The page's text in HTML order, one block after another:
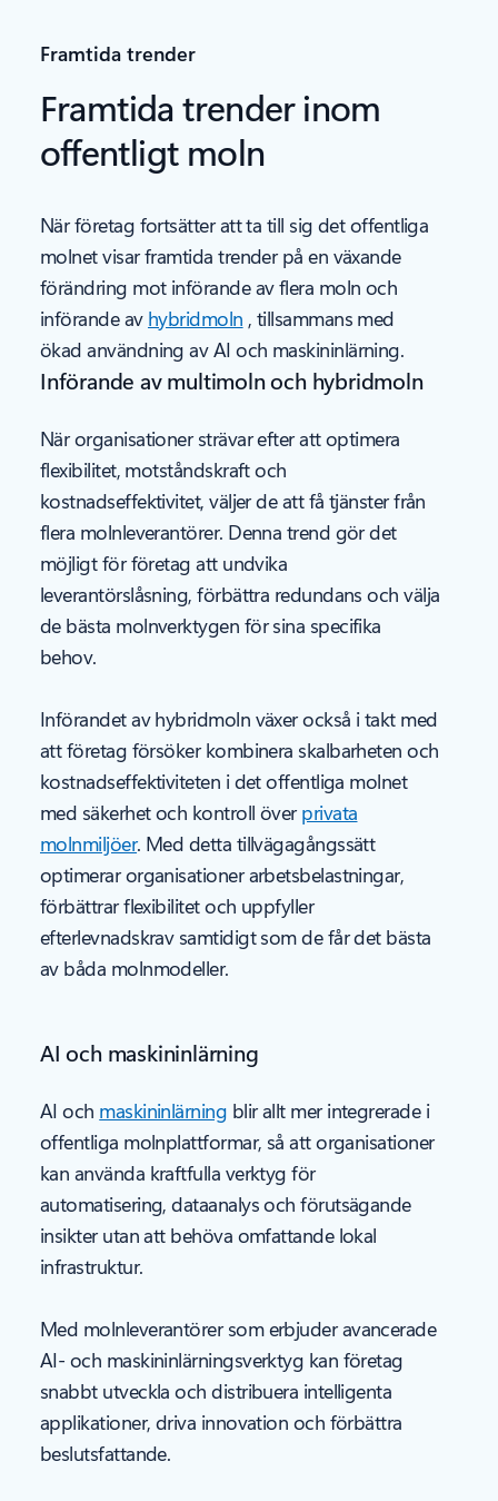
Framtida trender
Framtida trender inom
offentligt moln
När företag fortsätter att ta till sig det offentliga
molnet visar framtida trender på en växande
förändring mot införande av flera moln och
införande av hybridmoln , tillsammans med
ökad användning av AI och maskininlärning.
Införande av multimoln och hybridmoln
När organisationer strävar efter att optimera
flexibilitet, motståndskraft och
kostnadseffektivitet, väljer de att få tjänster från
flera molnleverantörer. Denna trend gör det
möjligt för företag att undvika
leverantörslåsning, förbättra redundans och välja
de bästa molnverktygen för sina specifika
behov.
Införandet av hybridmoln växer också i takt med
att företag försöker kombinera skalbarheten och
kostnadseffektiviteten i det offentliga molnet
med säkerhet och kontroll överprivata
molnmiljöer. Med detta tillvägagångssätt
optimerar organisationer arbetsbelastningar,
förbättrar flexibilitet och uppfyller
efterlevnadskrav samtidigt som de får det bästa
av båda molnmodeller.
AI och maskininlärning
AI och maskininlärning blir allt mer integrerade i
offentliga molnplattformar, så att organisationer
kan använda kraftfulla verktyg för
automatisering, dataanalys och förutsägande
insikter utan att behöva omfattande lokal
infrastruktur.
Med molnleverantörer som erbjuder avancerade
AI- och maskininlärningsverktyg kan företag
snabbt utveckla och distribuera intelligenta
applikationer, driva innovation och förbättra
beslutsfattande.